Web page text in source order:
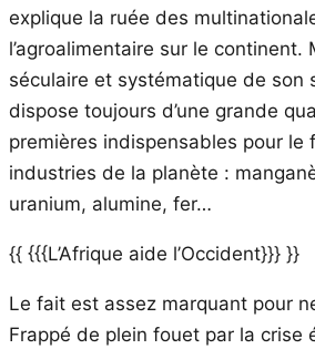
explique la ruée des
l’agroalimentaire sur le continent.
séculaire et systématique de son
dispose toujours d’une grande
premières indispensables pour le
industries de la planète :
uranium, alumine, fer…
{{ {{{L’Afrique aide l’Occident}}} }}
Le fait est assez marquant pour
Frappé de plein fouet par la crise